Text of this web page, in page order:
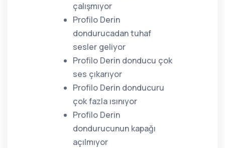
çalışmıyor
Profilo Derin
dondurucadan tuhaf
sesler geliyor
Profilo Derin donducu çok
ses çıkarıyor
Profilo Derin donducuru
çok fazla ısınıyor
Profilo Derin
dondurucunun kapağı
açılmıyor